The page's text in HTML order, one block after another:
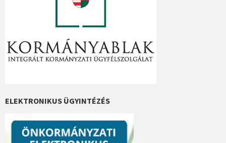
ELEKTRONIKUS ÜGYINTÉZÉS